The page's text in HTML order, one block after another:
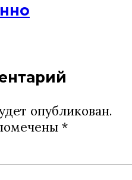
опубликован.
*